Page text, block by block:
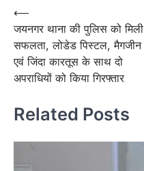
Post
navigation
⟵
जयनगर थाना की पुलिस को मिली
सफलता, लोडेड पिस्टल, मैगजीन
एवं जिंदा कारतूस के साथ दो
अपराधियों को किया गिरफ्तार
Related Posts